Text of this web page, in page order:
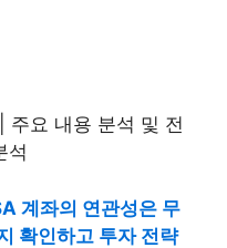
계좌의 연관성은 무
확인하고 투자 전략